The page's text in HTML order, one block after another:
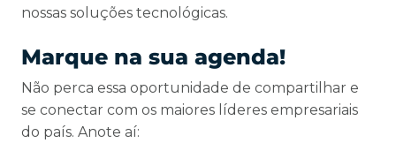
nossas soluções tecnológicas.
Marque na sua agenda!
Não perca essa oportunidade de compartilhar e
se conectar com os maiores líderes empresariais
do país. Anote aí: